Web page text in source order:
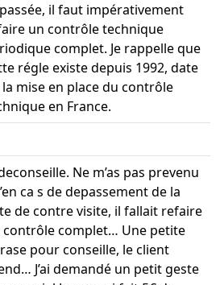
il faut impérativement
un contrôle technique
complet. Je rappelle que
régle existe depuis 1992, date
mise en place du contrôle
en France.
Ne m’as pas prevenu
ca s de depassement de la
de contre visite, il fallait refaire
contrôle complet… Une petite
pour conseille, le client
J’ai demandé un petit geste